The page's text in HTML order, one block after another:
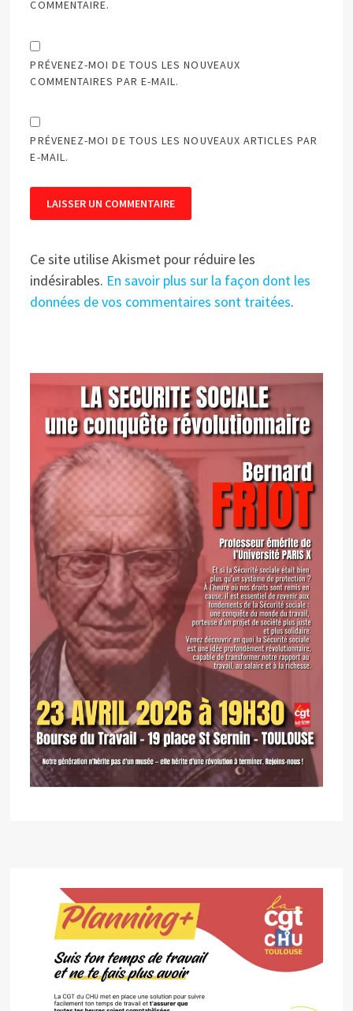
COMMENTAIRE.
PRÉVENEZ-MOI DE TOUS LES NOUVEAUX
COMMENTAIRES PAR E-MAIL.
PRÉVENEZ-MOI DE TOUS LES NOUVEAUX ARTICLES PAR
E-MAIL.
Ce site utilise Akismet pour réduire les
indésirables. En savoir plus sur la façon dont les
données de vos commentaires sont traitées.